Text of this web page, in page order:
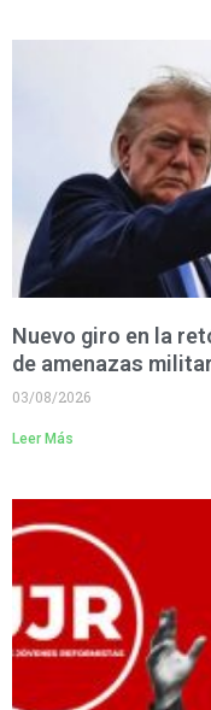
Nuevo giro en la
de amenazas
03/08/2026
Leer Más